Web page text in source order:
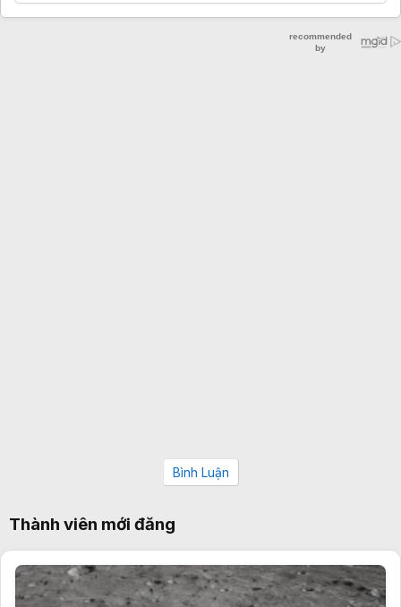
Bình Luận
Thành viên mới đăng